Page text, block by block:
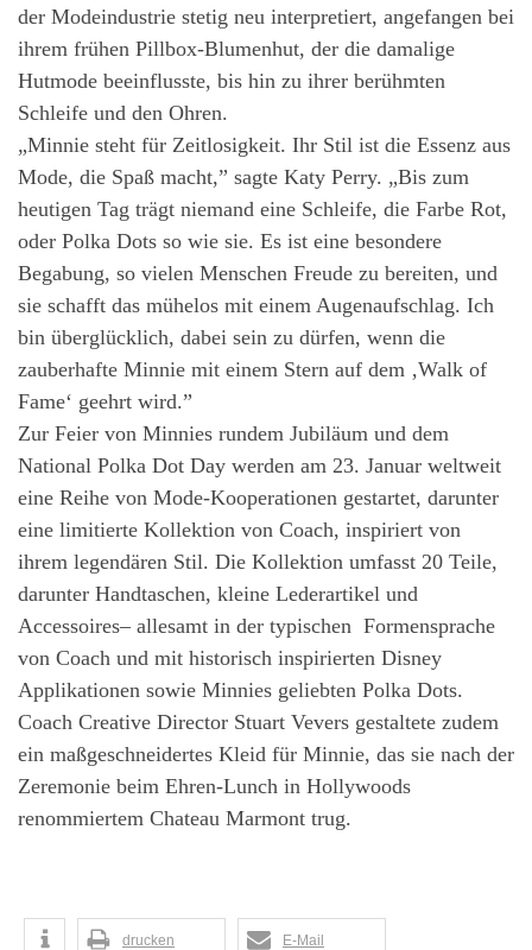
der Modeindustrie stetig neu interpretiert, angefangen bei
ihrem frühen Pillbox-Blumenhut, der die damalige
Hutmode beeinflusste, bis hin zu ihrer berühmten
Schleife und den Ohren.
„Minnie steht für Zeitlosigkeit. Ihr Stil ist die Essenz aus
Mode, die Spaß macht,” sagte Katy Perry. „Bis zum
heutigen Tag trägt niemand eine Schleife, die Farbe Rot,
oder Polka Dots so wie sie. Es ist eine besondere
Begabung, so vielen Menschen Freude zu bereiten, und
sie schafft das mühelos mit einem Augenaufschlag. Ich
bin überglücklich, dabei sein zu dürfen, wenn die
zauberhafte Minnie mit einem Stern auf dem ‚Walk of
Fame‘ geehrt wird.”
Zur Feier von Minnies rundem Jubiläum und dem
National Polka Dot Day werden am 23. Januar weltweit
eine Reihe von Mode-Kooperationen gestartet, darunter
eine limitierte Kollektion von Coach, inspiriert von
ihrem legendären Stil. Die Kollektion umfasst 20 Teile,
darunter Handtaschen, kleine Lederartikel und
Accessoires– allesamt in der typischen Formensprache
von Coach und mit historisch inspirierten Disney
Applikationen sowie Minnies geliebten Polka Dots.
Coach Creative Director Stuart Vevers gestaltete zudem
ein maßgeschneidertes Kleid für Minnie, das sie nach der
Zeremonie beim Ehren-Lunch in Hollywoods
renommiertem Chateau Marmont trug.
drucken E-Mail